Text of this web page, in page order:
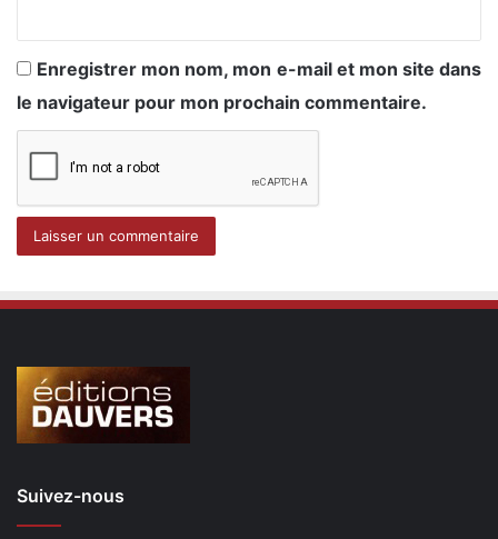
Enregistrer mon nom, mon e-mail et mon site dans
le navigateur pour mon prochain commentaire.
Suivez-nous